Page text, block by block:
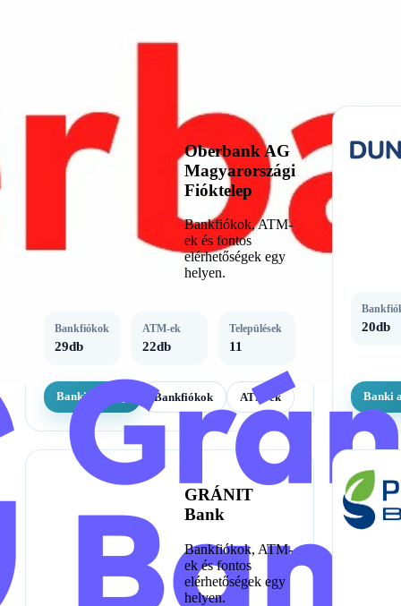
Oberbank AG
Magyarországi
Fióktelep
Bankfiókok, ATM-
ek és fontos
elérhetőségek egy
helyen.
Bankfiókok
29db
ATM-ek
22db
Települések
11
Banki adatlap Bankfiókok ATM-ek
20db
Banki
GRÁNIT
Bank
Bankfiókok, ATM-
ek és fontos
elérhetőségek egy
helyen.